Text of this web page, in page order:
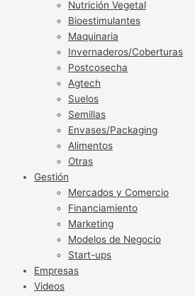
Nutrición Vegetal
Bioestimulantes
Maquinaria
Invernaderos/Coberturas
Postcosecha
Agtech
Suelos
Semillas
Envases/Packaging
Alimentos
Otras
Gestión
Mercados y Comercio
Financiamiento
Marketing
Modelos de Negocio
Start-ups
Empresas
Videos